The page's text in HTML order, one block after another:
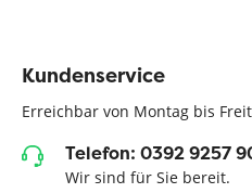
Kundenservice
Erreichbar von Montag bis
Telefon: 0392 9257
Wir sind für Sie bereit.